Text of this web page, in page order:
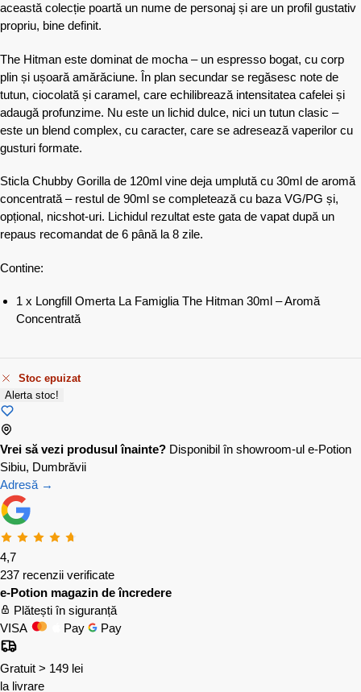
această colecție poartă un nume de personaj și are un profil gustativ
propriu, bine definit.
The Hitman este dominat de mocha – un espresso bogat, cu corp
plin și ușoară amărăciune. În plan secundar se regăsesc note de
tutun, ciocolată și caramel, care echilibrează intensitatea cafelei și
adaugă profunzime. Nu este un lichid dulce, nici un tutun clasic –
este un blend complex, cu caracter, care se adresează vaperilor cu
gusturi formate.
Sticla Chubby Gorilla de 120ml vine deja umplută cu 30ml de aromă
concentrată – restul de 90ml se completează cu baza VG/PG și,
opțional, nicshot-uri. Lichidul rezultat este gata de vapat după un
repaus recomandat de 6 până la 8 zile.
Contine:
1 x Longfill Omerta La Famiglia The Hitman 30ml – Aromă
Concentrată
Stoc epuizat
Alerta stoc!
Vrei să vezi produsul înainte? Disponibil în showroom-ul e-Potion
Sibiu, Dumbrăvii
Adresă →
4,7
237 recenzii verificate
e-Potion magazin de încredere
Plătești în siguranță
VISA
Pay Pay
Gratuit > 149 lei
la livrare